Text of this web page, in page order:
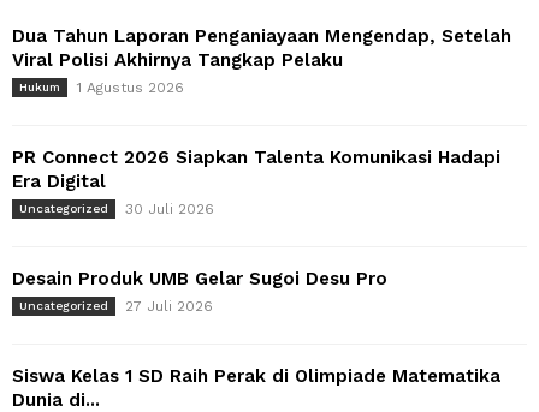
Dua Tahun Laporan Penganiayaan Mengendap, Setelah
Viral Polisi Akhirnya Tangkap Pelaku
Hukum 1 Agustus 2026
PR Connect 2026 Siapkan Talenta Komunikasi Hadapi
Era Digital
Uncategorized 30 Juli 2026
Desain Produk UMB Gelar Sugoi Desu Pro
Uncategorized 27 Juli 2026
Siswa Kelas 1 SD Raih Perak di Olimpiade Matematika
Dunia di...